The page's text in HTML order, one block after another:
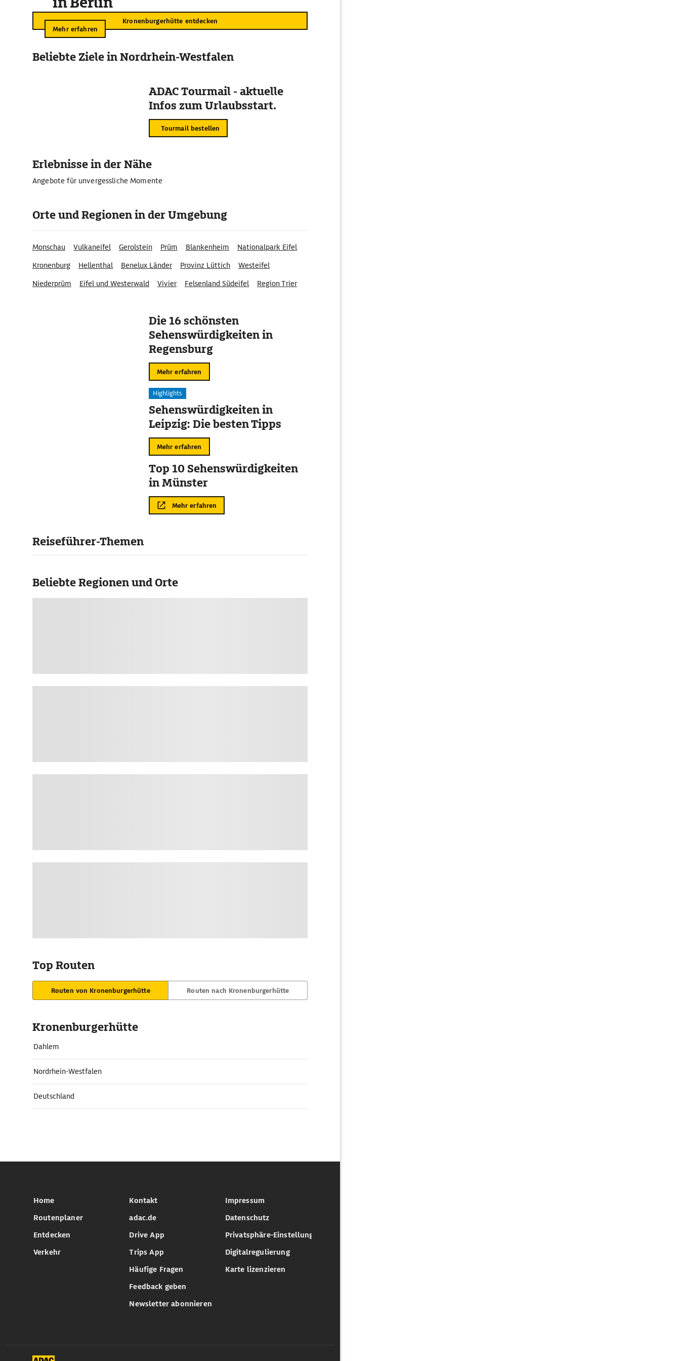
Kronenburgerhütte entdecken
Mehr erfahren
Beliebte Ziele in Nordrhein-Westfalen
ADAC Tourmail - aktuelle
Infos zum Urlaubsstart.
Tourmail bestellen
Erlebnisse in der Nähe
Angebote für unvergessliche Momente
Orte und Regionen in der Umgebung
Monschau Vulkaneifel Gerolstein Prüm Blankenheim
Nationalpark Eifel
Kronenburg
Hellenthal Benelux Länder Provinz Lüttich
Westeifel
Niederprüm
Eifel und Westerwald Vivier Felsenland Südeifel Region Trier
Die 16 schönsten
Sehenswürdigkeiten in
Regensburg
Mehr erfahren
Highlights
Sehenswürdigkeiten in
Leipzig: Die besten Tipps
Mehr erfahren
Top 10 Sehenswürdigkeiten
in Münster
Mehr erfahren
Reiseführer-Themen
Beliebte Regionen und Orte
Top Routen
Routen von Kronenburgerhütte Routen nach Kronenburgerhütte
Kronenburgerhütte
Dahlem
Nordrhein-Westfalen
Deutschland
Home
Routenplaner
Entdecken
Verkehr
Kontakt
adac.de
Drive App
Trips App
Häufige Fragen
Feedback geben
Newsletter abonnieren
Impressum
Datenschutz
Privatsphäre-Einstellungen
Digitalregulierung
Karte lizenzieren